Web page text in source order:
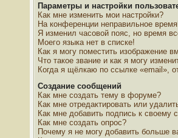
Параметры и настройки
Как мне изменить мои настройки?
На конференции неправильное
Я изменил часовой пояс, но время
Моего языка нет в списке!
Как я могу поместить изображение
Что такое звание и как я могу
Когда я щёлкаю по ссылке «email»,
Создание сообщений
Как мне создать тему в форуме?
Как мне отредактировать или
Как мне добавить подпись к своему
Как мне создать опрос?
Почему я не могу добавить больше